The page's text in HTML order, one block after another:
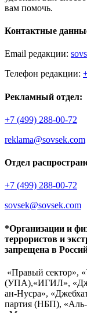
вам помочь.
Контактные
Email редакции:
Телефон редакции:
Рекламный отдел:
+7 (499) 288-00-72
reklama@sovsek.com
Отдел
+7 (499) 288-00-72
sovsek@sovsek.com
*Организации и
террористов и
запрещена в
«Правый сектор»,
(УПА),«ИГИЛ»,
ан-Нусра»,
партия (НБП),